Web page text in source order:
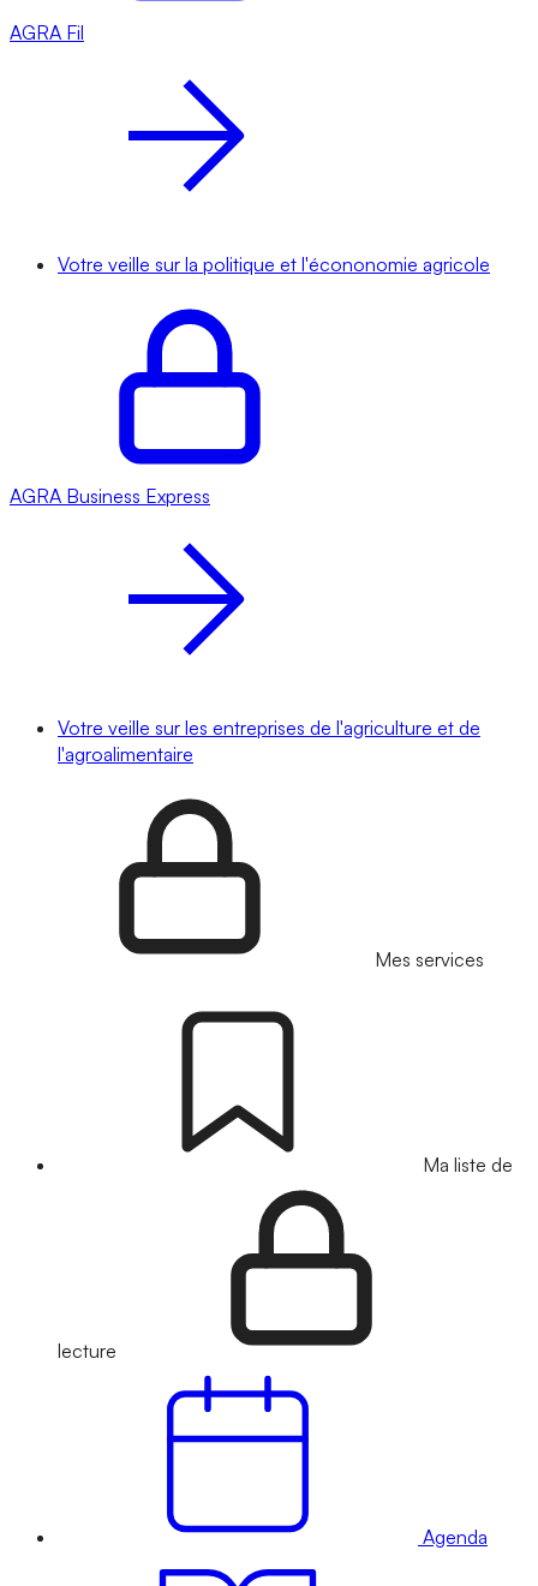
AGRA Fil
Votre veille sur la politique et l'écononomie agricole
AGRA Business Express
Votre veille sur les entreprises de l'agriculture et de
l'agroalimentaire
Mes services
Ma liste de
lecture
Agenda